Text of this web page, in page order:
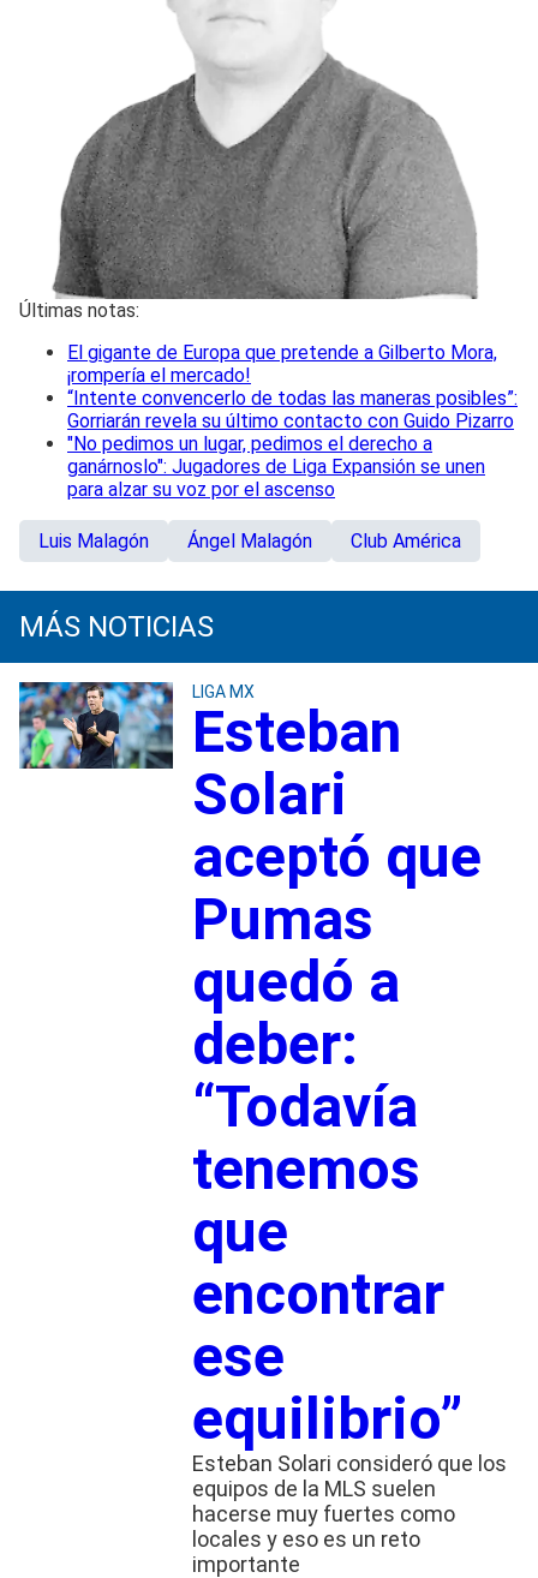
Últimas notas:
El gigante de Europa que pretende a Gilberto Mora,
¡rompería el mercado!
“Intente convencerlo de todas las maneras posibles”:
Gorriarán revela su último contacto con Guido Pizarro
"No pedimos un lugar, pedimos el derecho a
ganárnoslo": Jugadores de Liga Expansión se unen
para alzar su voz por el ascenso
Luis Malagón Ángel Malagón Club América
MÁS NOTICIAS
LIGA MX
Esteban
Solari
aceptó que
Pumas
quedó a
deber:
“Todavía
tenemos
que
encontrar
ese
equilibrio”
Esteban Solari consideró que los
equipos de la MLS suelen
hacerse muy fuertes como
locales y eso es un reto
importante